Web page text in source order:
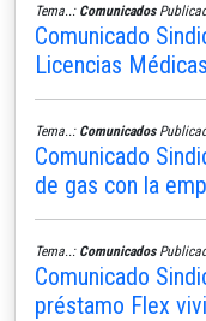
Tema..: Comunicados
Comunicado
Licencias Médicas
Tema..: Comunicados
Comunicado
de gas con la
Tema..: Comunicados
Comunicado
préstamo Flex